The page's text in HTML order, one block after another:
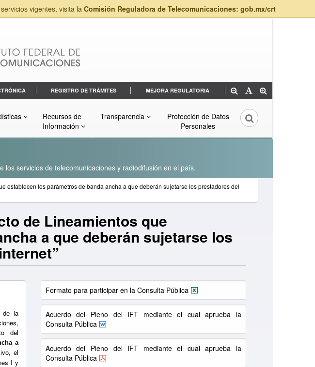
vigentes, visita la Comisión Reguladora de Telecomunicaciones: gob.mx/crt
REGISTRO DE TRÁMITES MEJORA REGULATORIA
Recursos de
Información
Transparencia
Protección de Datos
Personales
servicios de telecomunicaciones y radiodifusión en el país.
establecen los parámetros de banda ancha a que deberán sujetarse los prestadores del
de Lineamientos que
a que deberán sujetarse los
de la
del
a
el
I y
Formato para participar en la Consulta Pública
Acuerdo del Pleno del IFT mediante el cual aprueba la
Consulta Pública
Acuerdo del Pleno del IFT mediante el cual aprueba la
Consulta Pública